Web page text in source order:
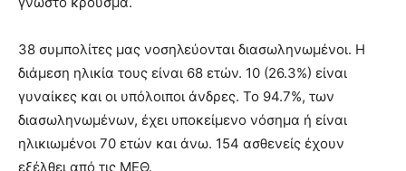
38 συμπολίτες μας νοσηλεύονται διασωληνωμένοι. Η
διάμεση ηλικία τους είναι 68 ετών. 10 (26.3%) είναι
γυναίκες και οι υπόλοιποι άνδρες. To 94.7%, των
διασωληνωμένων, έχει υποκείμενο νόσημα ή είναι
ηλικιωμένοι 70 ετών και άνω. 154 ασθενείς έχουν
εξέλθει από τις ΜΕΘ.